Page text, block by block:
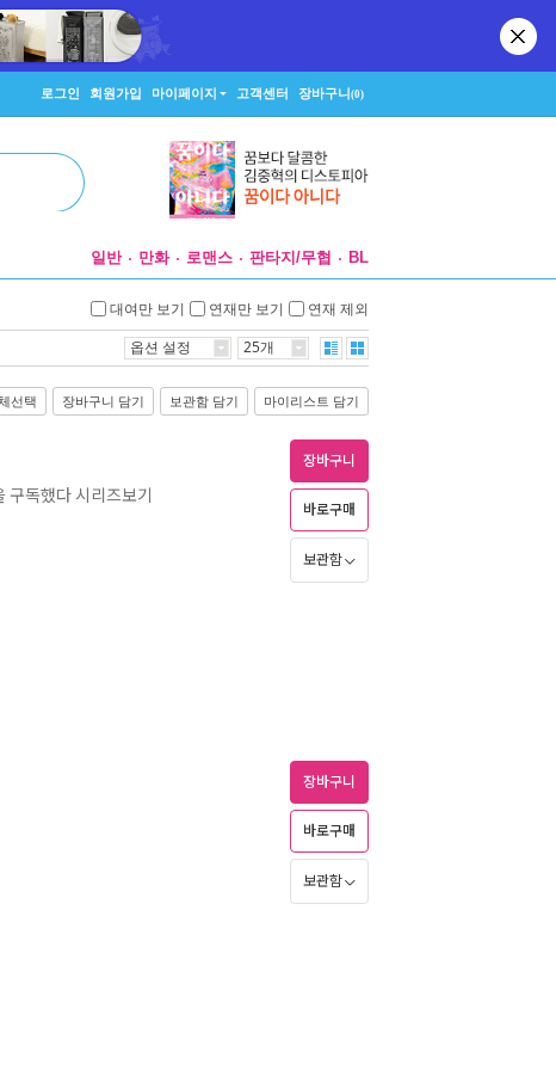
로그인 회원가입 마이페이지 고객센터 장바구니(0)
일반 만화 로맨스 판타지/무협 BL
대여만 보기 연재만 보기 연재 제외
옵션 설정 25개
선택 장바구니 담기 보관함 담기 마이리스트 담기
구독했다 시리즈보기
장바구니
바로구매
보관함
장바구니
바로구매
보관함